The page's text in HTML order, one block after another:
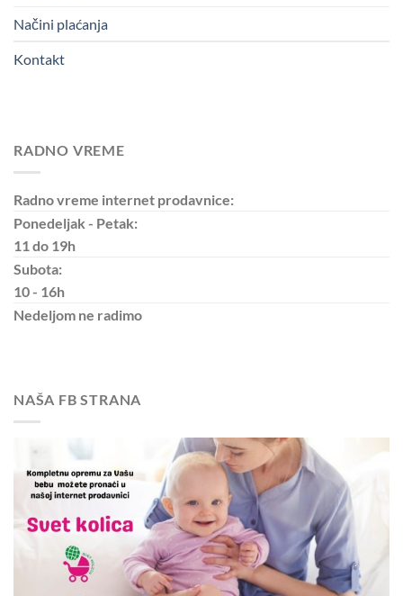
Načini plaćanja
Kontakt
RADNO VREME
Radno vreme internet prodavnice:
Ponedeljak - Petak:
11 do 19h
Subota:
10 - 16h
Nedeljom ne radimo
NAŠA FB STRANA